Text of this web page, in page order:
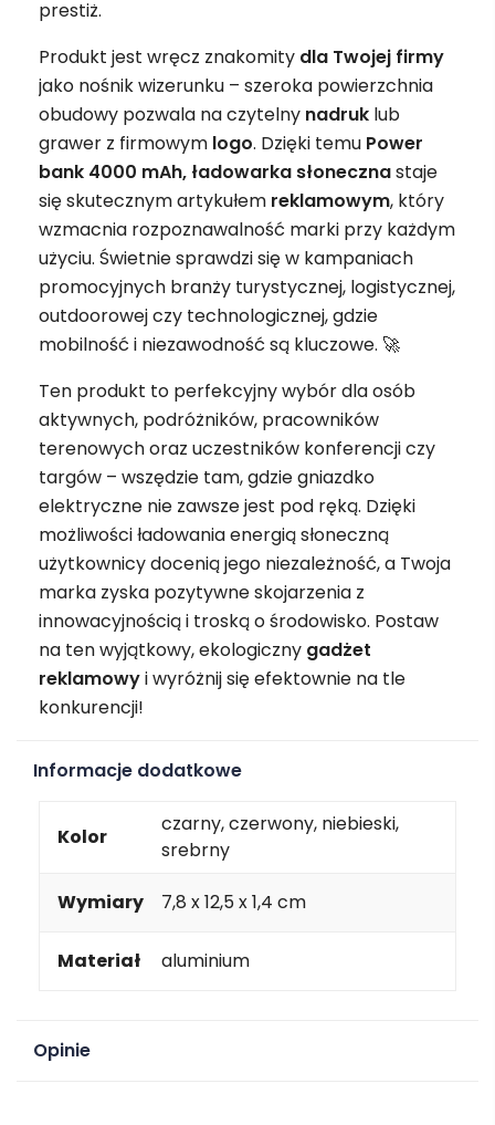
prestiż.
Produkt jest wręcz znakomity dla Twojej firmy
jako nośnik wizerunku – szeroka powierzchnia
obudowy pozwala na czytelny nadruk lub
grawer z firmowym logo. Dzięki temu Power
bank 4000 mAh, ładowarka słonecznastaje
się skutecznym artykułem reklamowym, który
wzmacnia rozpoznawalność marki przy każdym
użyciu. Świetnie sprawdzi się w kampaniach
promocyjnych branży turystycznej, logistycznej,
outdoorowej czy technologicznej, gdzie
mobilność i niezawodność są kluczowe. 🚀
Ten produkt to perfekcyjny wybór dla osób
aktywnych, podróżników, pracowników
terenowych oraz uczestników konferencji czy
targów – wszędzie tam, gdzie gniazdko
elektryczne nie zawsze jest pod ręką. Dzięki
możliwości ładowania energią słoneczną
użytkownicy docenią jego niezależność, a Twoja
marka zyska pozytywne skojarzenia z
innowacyjnością i troską o środowisko. Postaw
na ten wyjątkowy, ekologiczny gadżet
reklamowyi wyróżnij się efektownie na tle
konkurencji!
Informacje dodatkowe
Kolor
czarny, czerwony, niebieski,
srebrny
Wymiary 7,8 x 12,5 x 1,4 cm
Materiał aluminium
Opinie